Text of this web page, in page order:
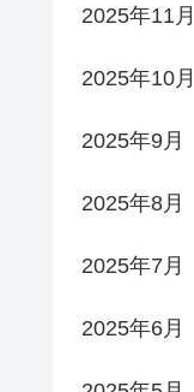
2025年11月
2025年10月
2025年9月
2025年8月
2025年7月
2025年6月